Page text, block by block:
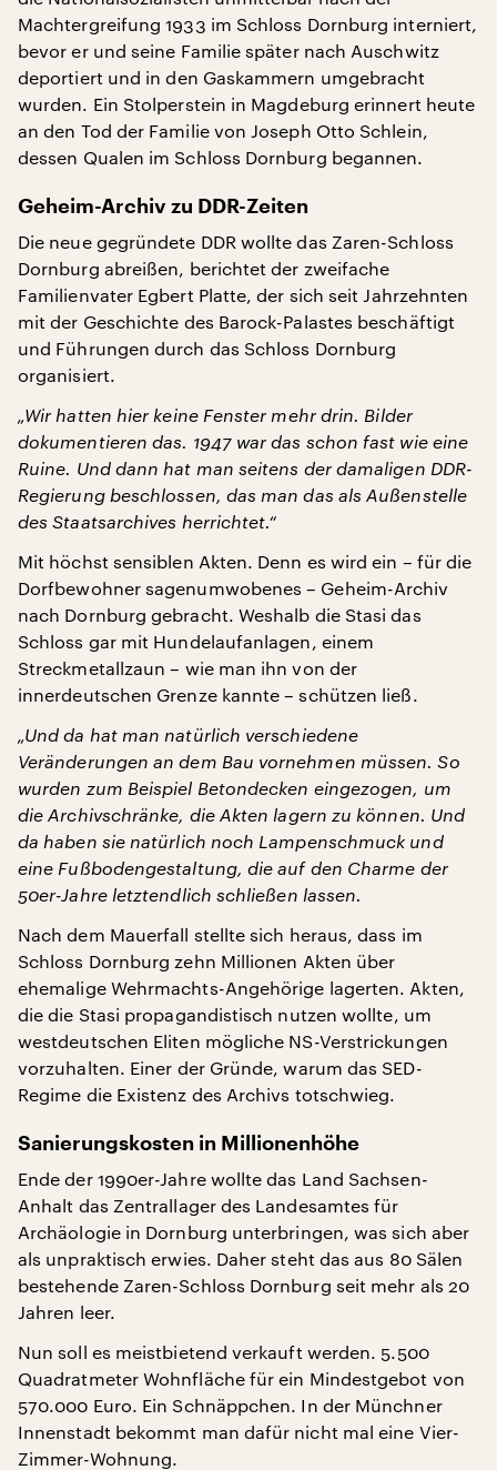
Machtergreifung 1933 im Schloss Dornburg interniert,
bevor er und seine Familie später nach Auschwitz
deportiert und in den Gaskammern umgebracht
wurden. Ein Stolperstein in Magdeburg erinnert heute
an den Tod der Familie von Joseph Otto Schlein,
dessen Qualen im Schloss Dornburg begannen.
Geheim-Archiv zu DDR-Zeiten
Die neue gegründete DDR wollte das Zaren-Schloss
Dornburg abreißen, berichtet der zweifache
Familienvater Egbert Platte, der sich seit Jahrzehnten
mit der Geschichte des Barock-Palastes beschäftigt
und Führungen durch das Schloss Dornburg
organisiert.
„Wir hatten hier keine Fenster mehr drin. Bilder
dokumentieren das. 1947 war das schon fast wie eine
Ruine. Und dann hat man seitens der damaligen DDR-
Regierung beschlossen, das man das als Außenstelle
des Staatsarchives herrichtet.“
Mit höchst sensiblen Akten. Denn es wird ein – für die
Dorfbewohner sagenumwobenes – Geheim-Archiv
nach Dornburg gebracht. Weshalb die Stasi das
Schloss gar mit Hundelaufanlagen, einem
Streckmetallzaun – wie man ihn von der
innerdeutschen Grenze kannte – schützen ließ.
„Und da hat man natürlich verschiedene
Veränderungen an dem Bau vornehmen müssen. So
wurden zum Beispiel Betondecken eingezogen, um
die Archivschränke, die Akten lagern zu können. Und
da haben sie natürlich noch Lampenschmuck und
eine Fußbodengestaltung, die auf den Charme der
50er-Jahre letztendlich schließen lassen.
Nach dem Mauerfall stellte sich heraus, dass im
Schloss Dornburg zehn Millionen Akten über
ehemalige Wehrmachts-Angehörige lagerten. Akten,
die die Stasi propagandistisch nutzen wollte, um
westdeutschen Eliten mögliche NS-Verstrickungen
vorzuhalten. Einer der Gründe, warum das SED-
Regime die Existenz des Archivs totschwieg.
Sanierungskosten in Millionenhöhe
Ende der 1990er-Jahre wollte das Land Sachsen-
Anhalt das Zentrallager des Landesamtes für
Archäologie in Dornburg unterbringen, was sich aber
als unpraktisch erwies. Daher steht das aus 80 Sälen
bestehende Zaren-Schloss Dornburg seit mehr als 20
Jahren leer.
Nun soll es meistbietend verkauft werden. 5.500
Quadratmeter Wohnfläche für ein Mindestgebot von
570.000 Euro. Ein Schnäppchen. In der Münchner
Innenstadt bekommt man dafür nicht mal eine Vier-
Zimmer-Wohnung.